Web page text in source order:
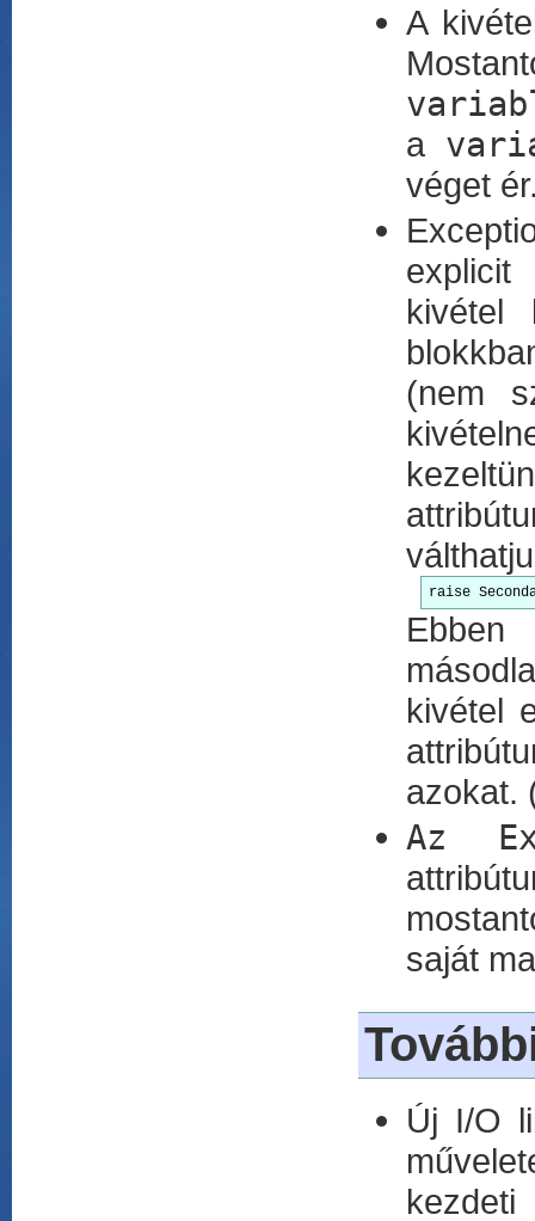
A
a
véget
explicit
(nem
raise
kivétel
azokat.
Az
saját
Új I/O